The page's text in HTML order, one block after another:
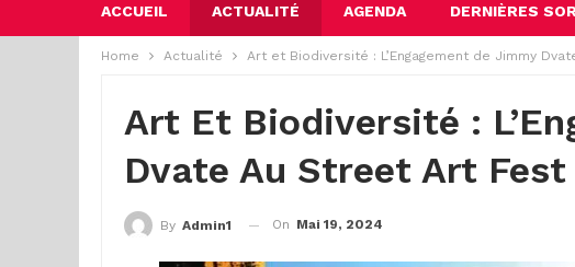
ACCUEIL ACTUALITÉ AGENDA DERNIÈRES
Home Actualité Art et Biodiversité : L’Engagement de Jimmy
Art Et Biodiversité :
Dvate Au Street Art Fest
By Admin1 On Mai 19, 2024